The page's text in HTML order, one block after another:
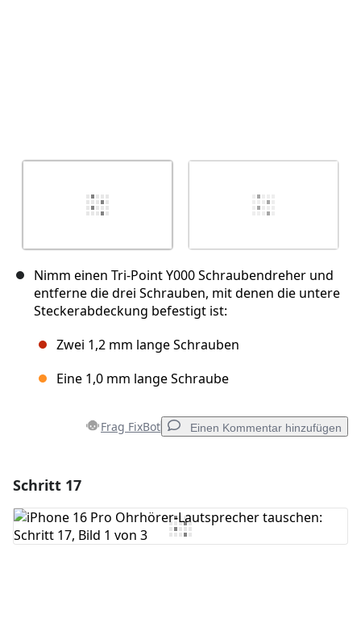
Nimm einen Tri-Point Y000 Schraubendreher und
entferne die drei Schrauben, mit denen die untere
Steckerabdeckung befestigt ist:
Zwei 1,2 mm lange Schrauben
Eine 1,0 mm lange Schraube
Frag FixBot Einen Kommentar hinzufügen
Kommentar hinzufügen
Schritt 17